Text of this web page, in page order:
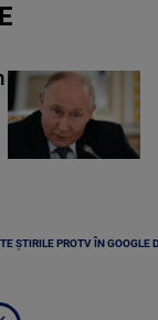
ȘTIRILE PROTV ÎN GOOGLE